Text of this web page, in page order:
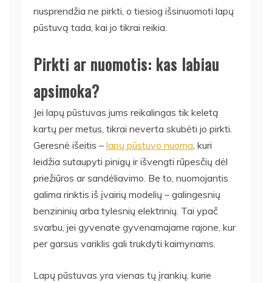
nusprendžia ne pirkti, o tiesiog išsinuomoti lapų
pūstuvą tada, kai jo tikrai reikia.
Pirkti ar nuomotis: kas labiau
apsimoka?
Jei lapų pūstuvas jums reikalingas tik keletą
kartų per metus, tikrai neverta skubėti jo pirkti.
Geresnė išeitis – lapų pūstuvo nuoma, kuri
leidžia sutaupyti pinigų ir išvengti rūpesčių dėl
priežiūros ar sandėliavimo. Be to, nuomojantis
galima rinktis iš įvairių modelių – galingesnių
benzininių arba tylesnių elektrinių. Tai ypač
svarbu, jei gyvenate gyvenamajame rajone, kur
per garsus variklis gali trukdyti kaimynams.
Lapų pūstuvas yra vienas tų įrankių, kurie